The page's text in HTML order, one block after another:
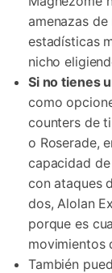
amenazas
estadísticas
nicho
Si no tienes
como
counters de
o Roserade,
capacidad
con ataques
dos, Alolan
porque es
movimientos
También